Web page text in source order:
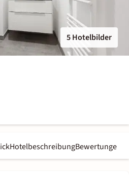
5 Hotelbilder
HotelbeschreibungBewertungen